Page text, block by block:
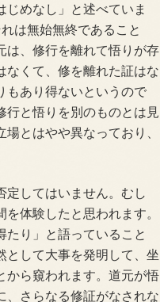
めなし」と述べていま
は無始無終であること
は、修行を離れて悟りが存
なくて、修を離れた証はな
もあり得ないというので
行と悟りを別のものとは見
とはやや異なっており、
してはいません。むし
体験したと思われます。
たり」と語っていること
として大事を発明して、坐
から窺われます。道元が悟
、さらなる修証がなされな